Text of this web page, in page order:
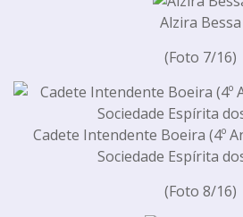
Alzira Bessa
(Foto 7/16)
Cadete Intendente Boeira (4º
Sociedade Espírita
(Foto 8/16)